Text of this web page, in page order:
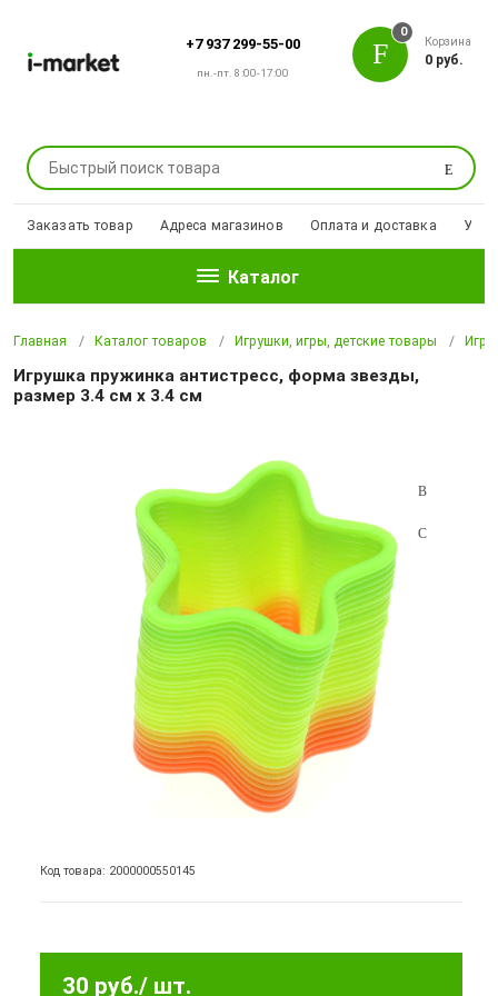
+7 937 299-55-00
пн.-пт. 8:00-17:00
Поиск
0
Корзина
0 руб.
Заказать товар Адреса магазинов Оплата и доставка
Каталог
Главная Каталог товаров Игрушки, игры, детские товары
Игрушка пружинка антистресс, форма звезды,
размер 3.4 см x 3.4 см
Код товара: 2000000550145
30 руб./ шт.